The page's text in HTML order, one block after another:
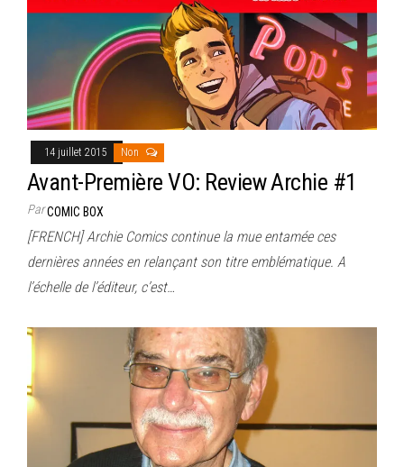
14 juillet 2015 Non
Avant-Première VO: Review Archie #1
ParCOMIC BOX
[FRENCH] Archie Comics continue la mue entamée ces
dernières années en relançant son titre emblématique. A
l’échelle de l’éditeur, c’est…